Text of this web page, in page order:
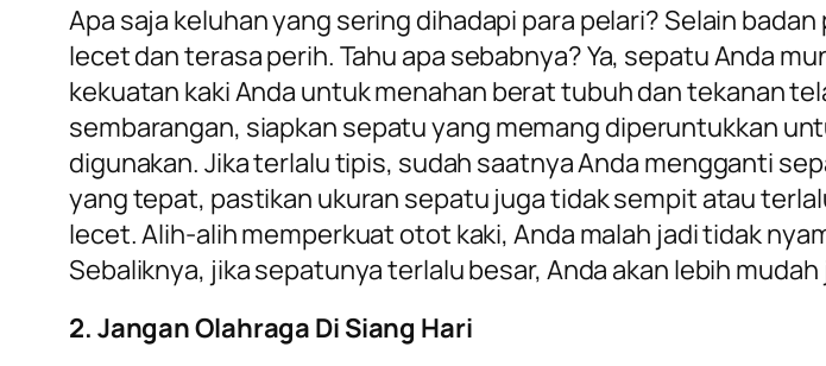
Apa saja keluhan yang sering dihadapi para pelari? Selain
lecet dan terasa perih. Tahu apa sebabnya? Ya, sepatu Anda
kekuatan kaki Anda untuk menahan berat tubuh dan tekanan
sembarangan, siapkan sepatu yang memang diperuntukkan
digunakan. Jika terlalu tipis, sudah saatnya Anda mengganti
yang tepat, pastikan ukuran sepatu juga tidak sempit atau
lecet. Alih-alih memperkuat otot kaki, Anda malah jadi tidak
Sebaliknya, jika sepatunya terlalu besar, Anda akan lebih
2. Jangan Olahraga Di Siang Hari